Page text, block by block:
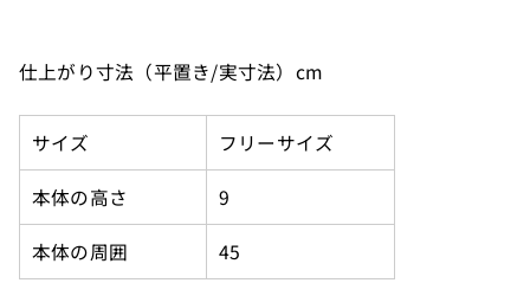
仕上がり寸法（平置き/実寸法）cm
サイズ
フリーサイズ
本体の高さ
9
本体の周囲
45